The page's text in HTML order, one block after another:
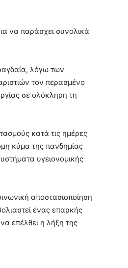
να παράσχει συνολικά
λόγω των
τον περασμένο
σε ολόκληρη τη
κατά τις ημέρες
κύμα της πανδημίας
υγειονομικής
αποστασιοποίηση
ένας επαρκής
επέλθει η λήξη της